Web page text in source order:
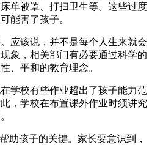
单被罩、打扫卫生等。这些过度
能害了孩子。
该说，并不是每个人生来就会
象，相关部门有必要通过科学的
、平和的教育理念。
校有些作业超出了孩子能力范
，学校在布置课外作业时须讲究
孩子的关键。家长要意识到，